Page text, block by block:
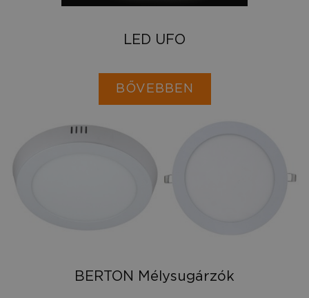
LED UFO
BŐVEBBEN
BERTON Mélysugárzók